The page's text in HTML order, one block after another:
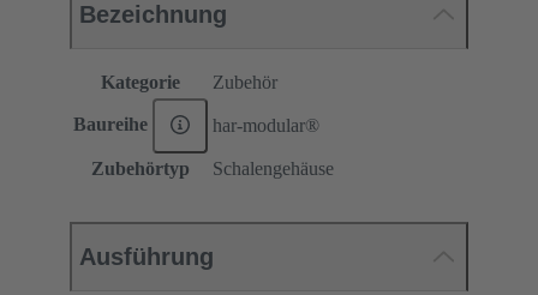
Bezeichnung
Kategorie Zubehör
Baureihe har-modular®
Zubehörtyp Schalengehäuse
Ausführung